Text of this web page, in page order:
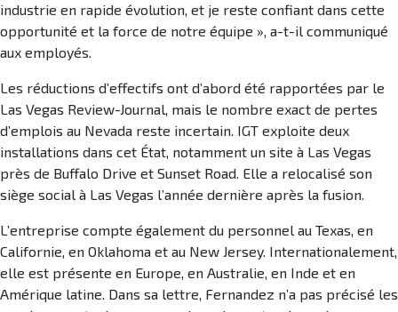
industrie en rapide évolution, et je reste confiant dans cette
opportunité et la force de notre équipe », a-t-il communiqué
aux employés.
Les réductions d’effectifs ont d’abord été rapportées par le
Las Vegas Review-Journal, mais le nombre exact de pertes
d’emplois au Nevada reste incertain. IGT exploite deux
installations dans cet État, notamment un site à Las Vegas
près de Buffalo Drive et Sunset Road. Elle a relocalisé son
siège social à Las Vegas l’année dernière après la fusion.
L’entreprise compte également du personnel au Texas, en
Californie, en Oklahoma et au New Jersey. Internationalement,
elle est présente en Europe, en Australie, en Inde et en
Amérique latine. Dans sa lettre, Fernandez n’a pas précisé les